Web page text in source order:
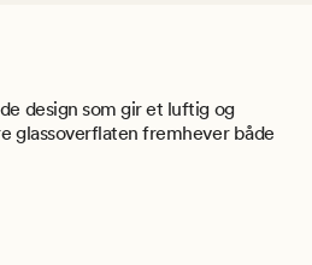
design som gir et luftig og
glassoverflaten fremhever både